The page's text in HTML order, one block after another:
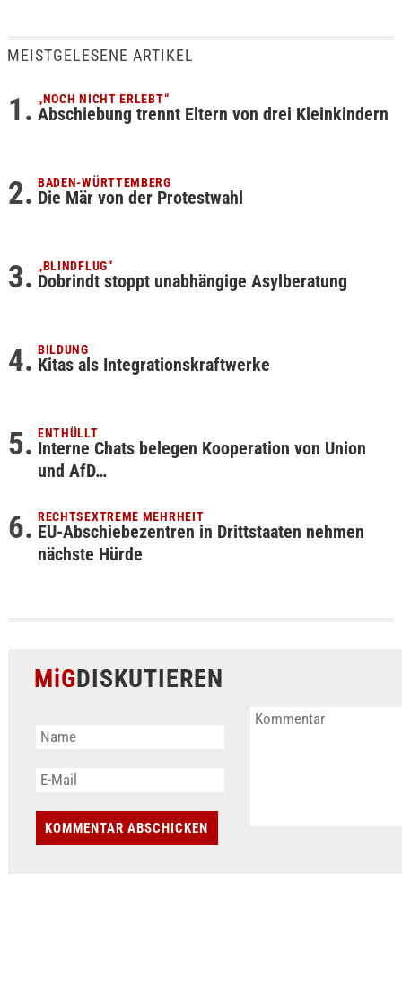
MEISTGELESENE ARTIKEL
„NOCH NICHT ERLEBT“
Abschiebung trennt Eltern von drei Kleinkindern
BADEN-WÜRTTEMBERG
Die Mär von der Protestwahl
„BLINDFLUG“
Dobrindt stoppt unabhängige Asylberatung
BILDUNG
Kitas als Integrationskraftwerke
ENTHÜLLT
Interne Chats belegen Kooperation von Union
und AfD…
RECHTSEXTREME MEHRHEIT
EU-Abschiebezentren in Drittstaaten nehmen
nächste Hürde
MiGDISKUTIEREN